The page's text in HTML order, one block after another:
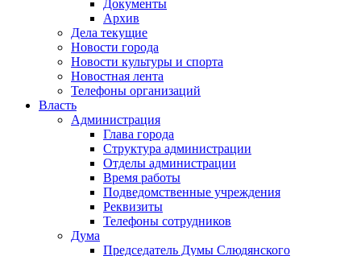
Документы
Архив
Дела текущие
Новости города
Новости культуры и спорта
Новостная лента
Телефоны организаций
Власть
Администрация
Глава города
Структура администрации
Отделы администрации
Время работы
Подведомственные учреждения
Реквизиты
Телефоны сотрудников
Дума
Председатель Думы Слюдянского